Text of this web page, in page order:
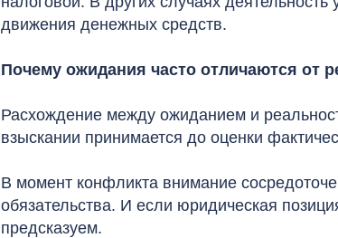
движения денежных средств.
Почему ожидания часто отличаются от
Расхождение между ожиданием и
взыскании принимается до оценки
В момент конфликта внимание
обязательства. И если юридическая
предсказуем.